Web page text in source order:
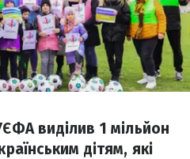
виділив 1 мільйон
дітям, які